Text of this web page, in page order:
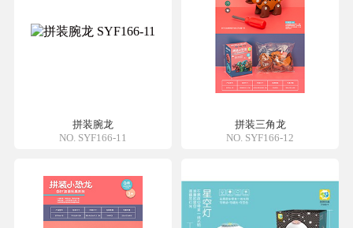
拼装腕龙
NO. SYF166-11
拼装三角龙
NO. SYF166-12